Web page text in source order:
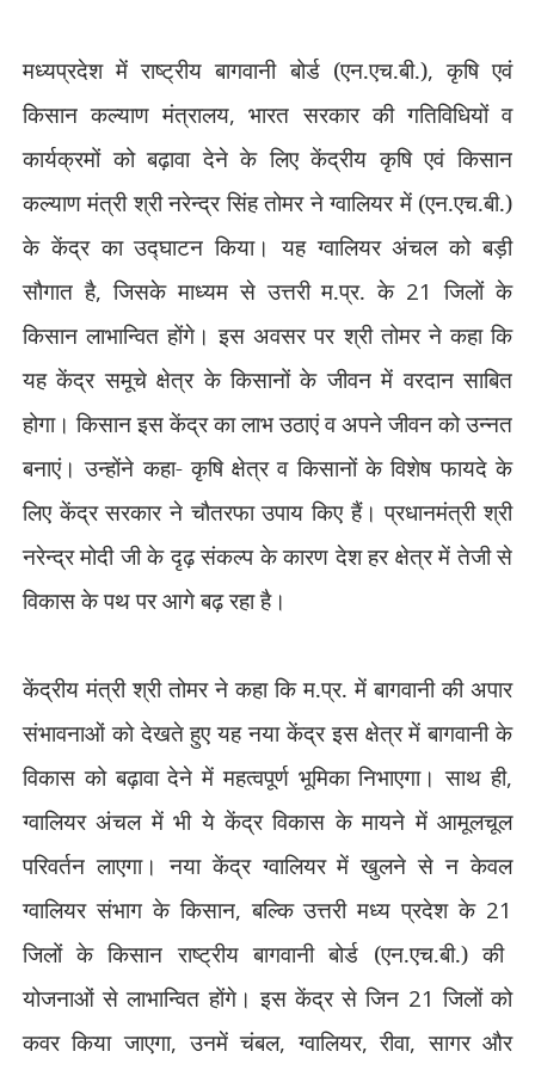
मध्यप्रदेश में राष्ट्रीय बागवानी बोर्ड (एन.एच.बी.),कृषि एवं
किसान कल्याण मंत्रालय,भारत सरकार की गतिविधियों व
कार्यक्रमों को बढ़ावा देने के लिए केंद्रीय कृषि एवं किसान
कल्याण मंत्री श्री नरेन्द्र सिंह तोमर ने ग्वालियर में (एन.एच.बी.)
के केंद्र का उद्घाटन किया। यह ग्वालियर अंचल को बड़ी
सौगात है,जिसके माध्यम से उत्तरी म.प्र. के 21 जिलों के
किसान लाभान्वित होंगे। इस अवसर पर श्री तोमर ने कहा कि
यह केंद्र समूचे क्षेत्र के किसानों के जीवन में वरदान साबित
होगा। किसान इस केंद्र का लाभ उठाएं व अपने जीवन को उन्नत
बनाएं। उन्होंने कहा- कृषि क्षेत्र व किसानों के विशेष फायदे के
लिए केंद्र सरकार ने चौतरफा उपाय किए हैं। प्रधानमंत्री श्री
नरेन्द्र मोदी जी के दृढ़ संकल्प के कारण देश हर क्षेत्र में तेजी से
विकास के पथ पर आगे बढ़ रहा है।
केंद्रीय मंत्री श्री तोमर ने कहा कि म.प्र. में बागवानी की अपार
संभावनाओं को देखते हुए यह नया केंद्र इस क्षेत्र में बागवानी के
विकास को बढ़ावा देने में महत्वपूर्ण भूमिका निभाएगा। साथ ही,
ग्वालियर अंचल में भी ये केंद्र विकास के मायने में आमूलचूल
परिवर्तन लाएगा। नया केंद्र ग्वालियर में खुलने से न केवल
ग्वालियर संभाग के किसान,बल्कि उत्तरी मध्य प्रदेश के 21
जिलों के किसान राष्ट्रीय बागवानी बोर्ड (एन.एच.बी.) की
योजनाओं से लाभान्वित होंगे। इस केंद्र से जिन 21 जिलों को
कवर किया जाएगा,उनमें चंबल,ग्वालियर,रीवा,सागर और